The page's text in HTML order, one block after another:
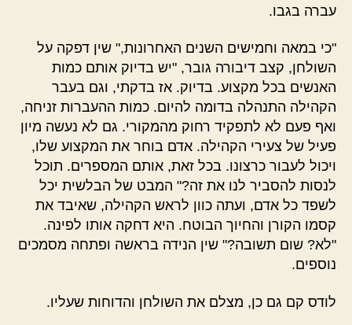
עברה בגבו.
"כי במאה וחמישים השנים האחרונות," שין דפקה על
השולחן, קצב דיבורה גובר, "יש בדיוק אותם כמות
האנשים בכל מקצוע. בדיוק. אז בדקתי, וגם בעבר
הקהילה התנהלה בדומה להיום. כמות ההעברות זניחה,
ואף פעם לא לתפקיד רחוק מהמקורי. גם לא נעשה מיון
פעיל של צעירי הקהילה. אדם בוחר את המקצוע שלו,
ויכול לעבור כרצונו. בכל זאת, אותם המספרים. תוכל
לנסות להסביר לנו את זה?" המבט של הבלשית יכל
לשפד כל אדם, ועתה כוון לראש הקהילה, שאיבד את
קסמו הקורן והחיוך הבוטח. היא דחקה אותו לפינה.
"לא? שום תשובה?" שין הנידה בראשה ופתחה מסמכים
נוספים.
לודס קם גם כן, מצלם את השולחן והדוחות שעליו.